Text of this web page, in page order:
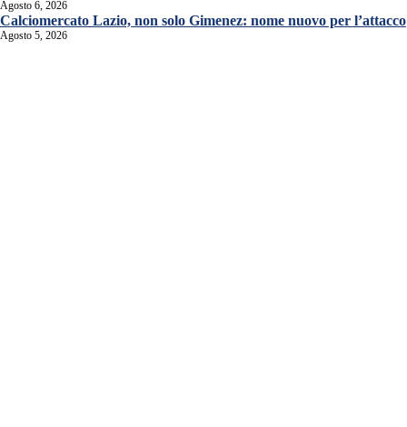
Agosto 6, 2026
Calciomercato Lazio, non solo Gimenez: nome nuovo per l’attacco
Agosto 5, 2026